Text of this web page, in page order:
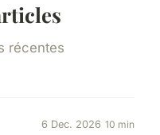
récentes
6 Dec. 2026 10 min